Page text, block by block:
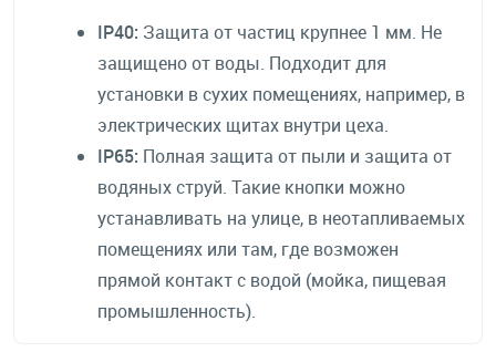
IP40: Защита от частиц крупнее 1 мм. Не
защищено от воды. Подходит для
установки в сухих помещениях, например, в
электрических щитах внутри цеха.
IP65: Полная защита от пыли и защита от
водяных струй. Такие кнопки можно
устанавливать на улице, в неотапливаемых
помещениях или там, где возможен
прямой контакт с водой (мойка, пищевая
промышленность).